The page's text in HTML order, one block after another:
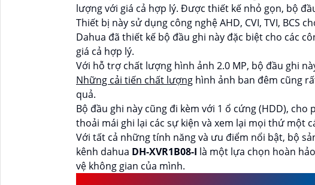
lượng với giá cả hợp lý. Được thiết kế nhỏ gọn, bộ
Thiết bị này sử dụng công nghệ AHD, CVI, TVI, BCS
Dahua đã thiết kế bộ đầu ghi này đặc biệt cho các
giá cả hợp lý.
Với hỗ trợ chất lượng hình ảnh 2.0 MP, bộ đầu ghi
Những cải tiến chất lượng hình ảnh ban đêm cũng
quả.
Bộ đầu ghi này cũng đi kèm với 1 ổ cứng (HDD),
thoải mái ghi lại các sự kiện và xem lại mọi thứ một
Với tất cả những tính năng và ưu điểm nổi bật, bộ
kênh dahua DH-XVR1B08-I là một lựa chọn hoàn
vệ không gian của mình.